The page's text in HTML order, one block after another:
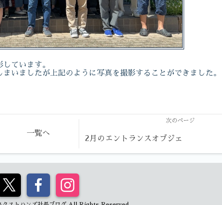
ています。
いましたが上記のように写真を撮影することができました。
一覧へ
次のページ
2月のエントランスオブジェ